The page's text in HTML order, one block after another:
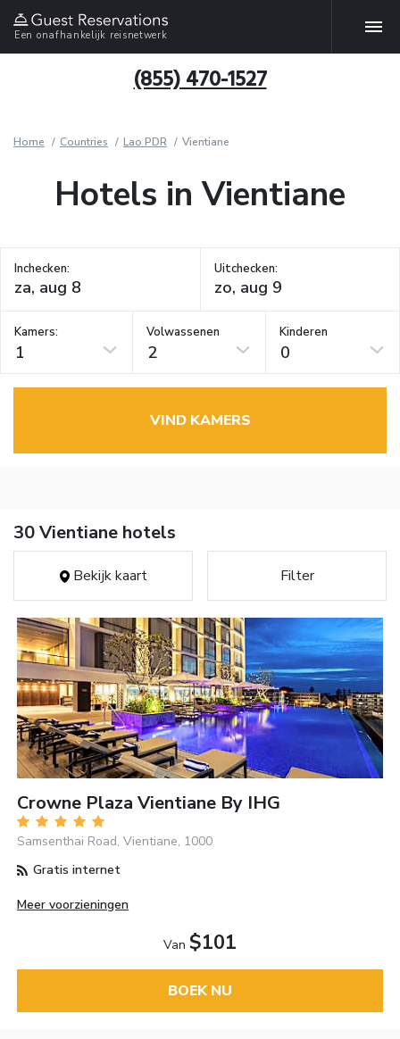
Een onafhankelijk reisnetwerk
(855) 470-1527
Home Countries Lao PDR Vientiane
Hotels in Vientiane
Inchecken: Uitchecken:
Kamers:
1
Volwassenen
2
Kinderen
0
VIND KAMERS
30 Vientiane hotels
Bekijk kaart Filter
Crowne Plaza Vientiane By IHG
Samsenthai Road, Vientiane, 1000
Gratis internet
Meer voorzieningen
Van $101
BOEK NU